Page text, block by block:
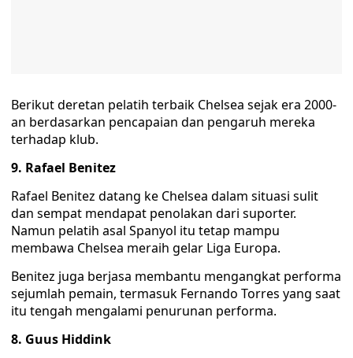
Berikut deretan pelatih terbaik Chelsea sejak era 2000-
an berdasarkan pencapaian dan pengaruh mereka
terhadap klub.
9. Rafael Benitez
Rafael Benitez datang ke Chelsea dalam situasi sulit
dan sempat mendapat penolakan dari suporter.
Namun pelatih asal Spanyol itu tetap mampu
membawa Chelsea meraih gelar Liga Europa.
Benitez juga berjasa membantu mengangkat performa
sejumlah pemain, termasuk Fernando Torres yang saat
itu tengah mengalami penurunan performa.
8. Guus Hiddink